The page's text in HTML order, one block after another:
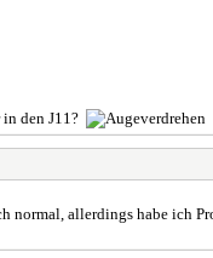
den J11?
normal, allerdings habe ich